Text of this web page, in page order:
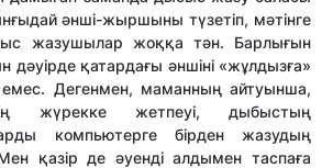
әнші-жыршыны түзетіп, мәтінге
жазушылар жоққа тән. Барлығын
дәуірде қатардағы әншіні «жұлдызға»
Дегенмен, маманның айтуынша,
жүрекке жетпеуі, дыбыстың
компьютерге бірден жазудың
қазір де әуенді алдымен таспаға